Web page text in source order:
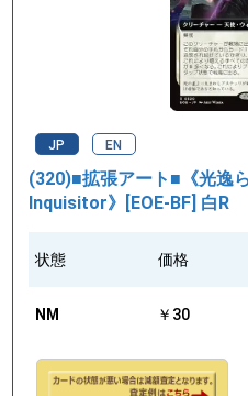
JP EN
(320)■拡張アート■《光逸
Inquisitor》[EOE-BF] 白R
状態 価格
NM ￥30